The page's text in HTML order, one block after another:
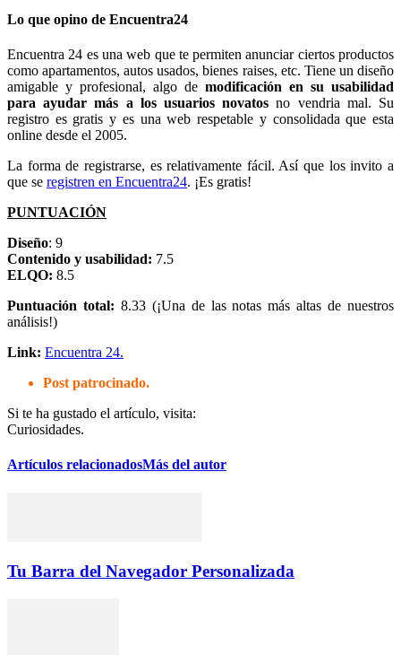
Lo que opino de Encuentra24
Encuentra 24 es una web que te permiten anunciar ciertos productos
como apartamentos, autos usados, bienes raises, etc. Tiene un diseño
amigable y profesional, algo de modificación en su usabilidad
para ayudar más a los usuarios novatosno vendria mal. Su
registro es gratis y es una web respetable y consolidada que esta
online desde el 2005.
La forma de registrarse, es relativamente fácil. Así que los invito a
que se registren en Encuentra24. ¡Es gratis!
PUNTUACIÓN
Diseño: 9
Contenido y usabilidad: 7.5
ELQO: 8.5
Puntuación total: 8.33 (¡Una de las notas más altas de nuestros
análisis!)
Link: Encuentra 24.
Post patrocinado.
Si te ha gustado el artículo, visita:
Curiosidades.
Artículos relacionadosMás del autor
Tu Barra del Navegador Personalizada